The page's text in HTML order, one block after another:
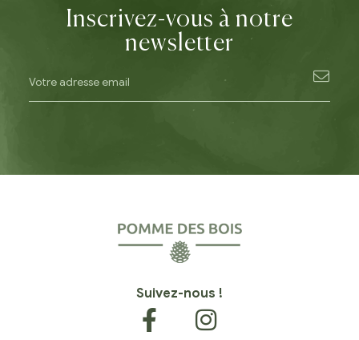
Inscrivez-vous à notre
newsletter
Suivez-nous !